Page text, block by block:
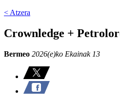
< Atzera
Crownledge +
Bermeo 2026(e)ko Ekainak 13